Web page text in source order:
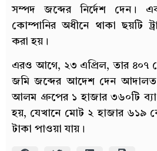
সম্পদ জব্দের নির্দেশ দেন।
কোম্পানির অধীনে থাকা ছয়টি
করা হয়।
এরও আগে, ২৩ এপ্রিল, তার ৪০৭
জমি জব্দের আদেশ দেন
আলম গ্রুপের ১ হাজার ৩৬০টি
হয়, যেখানে মোট ২ হাজার ৬১৯
টাকা পাওয়া যায়।